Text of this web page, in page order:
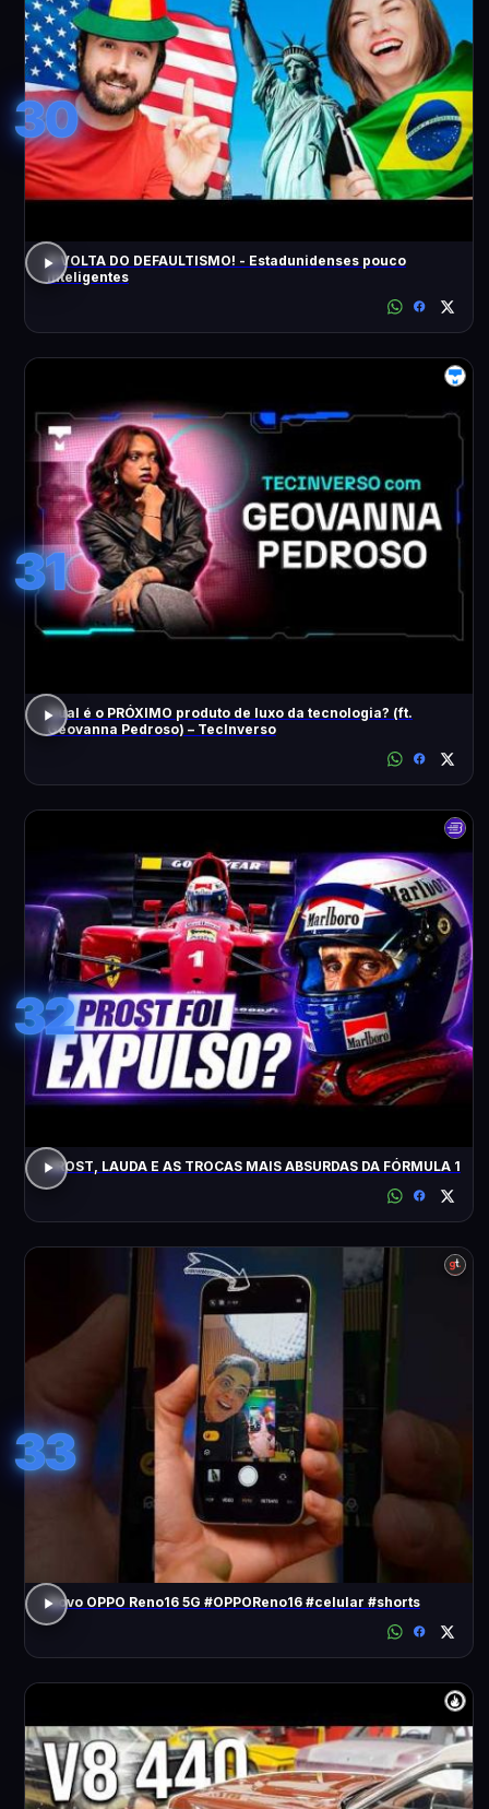
30
A VOLTA DO DEFAULTISMO! - Estadunidenses pouco
inteligentes
31
Qual é o PRÓXIMO produto de luxo da tecnologia? (ft.
Geovanna Pedroso) – TecInverso
32
PROST, LAUDA E AS TROCAS MAIS ABSURDAS DA FÓRMULA 1
33
Novo OPPO Reno16 5G #OPPOReno16 #celular #shorts